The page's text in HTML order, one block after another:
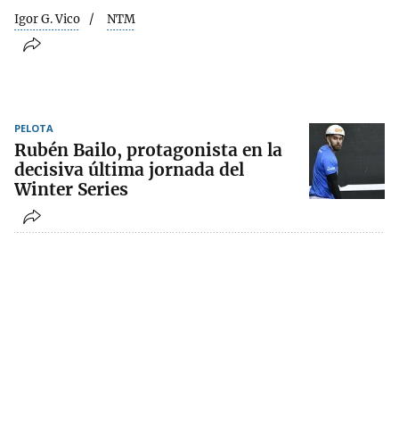
Igor G. Vico NTM
PELOTA
Rubén Bailo, protagonista en la
decisiva última jornada del
Winter Series